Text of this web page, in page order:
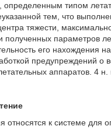
типом
тем, что
тяжести,
параметров
его нахождения
предупреждений о
аппаратов. 4
относятся к системе